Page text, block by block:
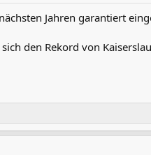
Jahren garantiert
den Rekord von